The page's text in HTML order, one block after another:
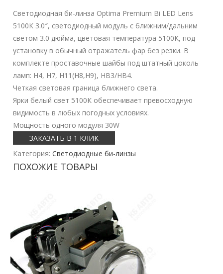
Светодиодная би-линза Optima Premium Bi LED Lens
5100К 3.0″, светодиодный модуль с ближним/дальним
светом 3.0 дюйма, цветовая температура 5100К, под
установку в обычный отражатель фар без резки. В
комплекте проставочные шайбы под штатный цоколь
ламп: Н4, Н7, Н11(Н8,Н9), НВ3/НВ4.
Четкая световая граница ближнего света.
Ярки белый свет 5100К обеспечивает превосходную
видимость в любых погодных условиях.
Мощность одного модуля 30W
ЗАКАЗАТЬ В 1 КЛИК
Категория:Светодиодные би-линзы
ПОХОЖИЕ ТОВАРЫ